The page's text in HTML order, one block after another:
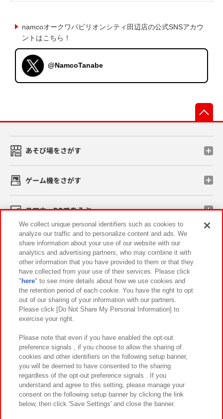
namcoオークワパビリオンシティ田辺店の公式SNSアカウ
ントはこちら！
@NamcoTanabe
あそび場をさがす
ゲーム機をさがす
スマホ・PCであそぶ
イベント・キャンペーン
関連会社 サステナビリティ サイトポリシー
プライバシーポリシー ウェブアクセシビリティ方針と検証結果
お取引先さまとともに
カスタマーハラスメント対応方針 よくあるご質問・お問い合わせ
©Bandai Namco Amusement Inc.
We collect unique personal identifiers such as cookies to
analyze our traffic and to personalize content and ads. We
share information about your use of our website with our
analytics and advertising partners, who may combine it with
other information that you have provided to them or that they
have collected from your use of their services. Please click
" here" to see more details about how we use cookies and
the retention period of each cookie. You have the right to opt
out of our sharing of your information with our partners.
Please click [Do Not Share My Personal Information] to
exercise your right.
Please note that even if you have enabled the opt-out
preference signals , if you choose to allow the sharing of
cookies and other identifiers on the following setup banner,
you will be deemed to have consented to the sharing
regardless of the opt-out preference signals . If you
understand and agree to this setting, please manage your
consent on the following setup banner by clicking the link
below, then click 'Save Settings' and close the banner.